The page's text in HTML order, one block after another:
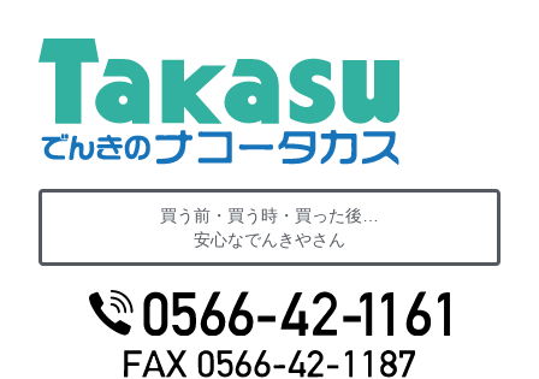
買う前・買う時・買った後…
安心なでんきやさん